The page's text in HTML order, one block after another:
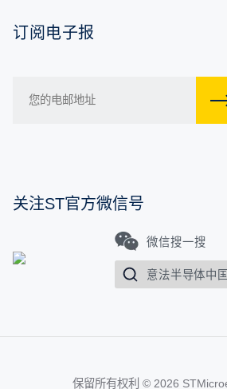
订阅电子报
关注ST官方微信号
微信搜一搜
意法半导体中国
保留所有权利 © 2026